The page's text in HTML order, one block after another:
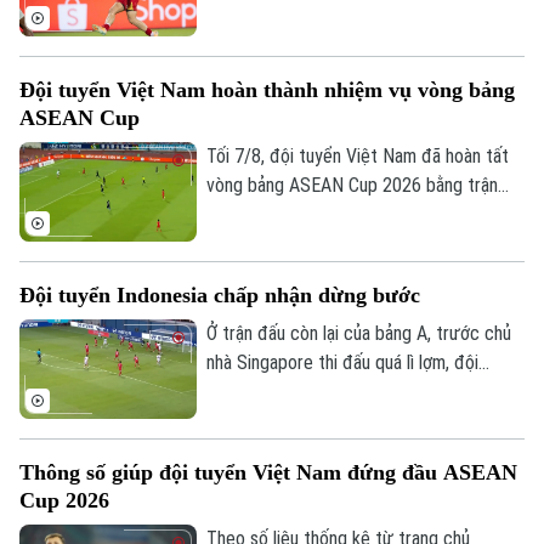
Golf
Sao
Điện ảnh
Thời trang
Âm nhạc
Đội tuyển Việt Nam hoàn thành nhiệm vụ vòng bảng
ASEAN Cup
Tối 7/8, đội tuyển Việt Nam đã hoàn tất
vòng bảng ASEAN Cup 2026 bằng trận
có được niềm vui trọn vẹn ở Mỹ Đình.
Đội tuyển Indonesia chấp nhận dừng bước
Ở trận đấu còn lại của bảng A, trước chủ
nhà Singapore thi đấu quá lì lợm, đội
vạn đảo vào bán kết.
Thông số giúp đội tuyển Việt Nam đứng đầu ASEAN
Cup 2026
Theo số liệu thống kê từ trang chủ